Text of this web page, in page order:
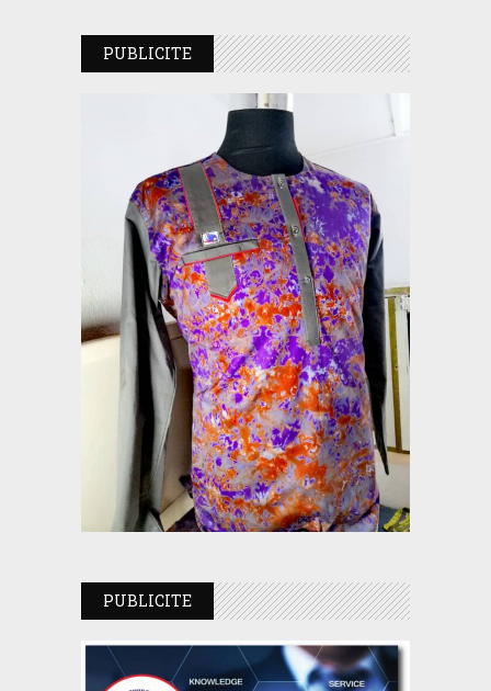
PUBLICITE
PUBLICITE